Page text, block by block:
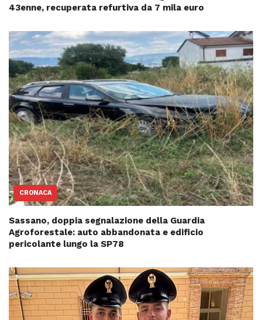
43enne, recuperata refurtiva da 7 mila euro
CRONACA
Sassano, doppia segnalazione della Guardia
Agroforestale: auto abbandonata e edificio
pericolante lungo la SP78